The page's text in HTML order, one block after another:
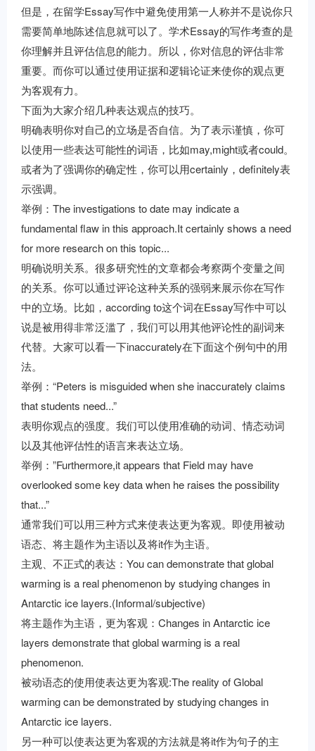
但是，在留学Essay写作中避免使用第一人称并不是说你只
需要简单地陈述信息就可以了。学术Essay的写作考查的是
你理解并且评估信息的能力。所以，你对信息的评估非常
重要。而你可以通过使用证据和逻辑论证来使你的观点更
为客观有力。
下面为大家介绍几种表达观点的技巧。
明确表明你对自己的立场是否自信。为了表示谨慎，你可
以使用一些表达可能性的词语，比如may,might或者could。
或者为了强调你的确定性，你可以用certainly，definitely表
示强调。
举例：The investigations to date may indicate a
fundamental flaw in this approach.It certainly shows a need
for more research on this topic...
明确说明关系。很多研究性的文章都会考察两个变量之间
的关系。你可以通过评论这种关系的强弱来展示你在写作
中的立场。比如，according to这个词在Essay写作中可以
说是被用得非常泛滥了，我们可以用其他评论性的副词来
代替。大家可以看一下inaccurately在下面这个例句中的用
法。
举例：“Peters is misguided when she inaccurately claims
that students need...”
表明你观点的强度。我们可以使用准确的动词、情态动词
以及其他评估性的语言来表达立场。
举例：”Furthermore,it appears that Field may have
overlooked some key data when he raises the possibility
that...”
通常我们可以用三种方式来使表达更为客观。即使用被动
语态、将主题作为主语以及将it作为主语。
主观、不正式的表达：You can demonstrate that global
warming is a real phenomenon by studying changes in
Antarctic ice layers.(Informal/subjective)
将主题作为主语，更为客观：Changes in Antarctic ice
layers demonstrate that global warming is a real
phenomenon.
被动语态的使用使表达更为客观:The reality of Global
warming can be demonstrated by studying changes in
Antarctic ice layers.
另一种可以使表达更为客观的方法就是将it作为句子的主